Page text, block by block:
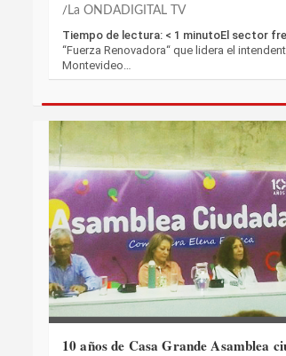
La ONDADIGITAL TV
Tiempo de lectura: < 1 minutoEl sector
“Fuerza Renovadora“ que lidera el
Montevideo…
10 años de Casa Grande Asamblea